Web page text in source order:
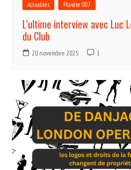
Actualités Planète 007
L’ultime interview avec Luc
du Club
20 novembre 2025 1